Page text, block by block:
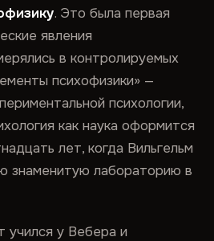
. Это была первая
явления
в контролируемых
психофизики» —
психологии,
как наука оформится
лет, когда Вильгельм
знаменитую лабораторию в
учился у Вебера и